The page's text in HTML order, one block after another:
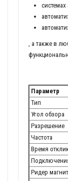
, а также в
Параметр
Тип
Угол обзора
Разрешение
Частота
Время
Ридер